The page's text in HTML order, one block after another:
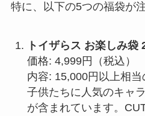
特に、以下の5つの福袋が
トイザらス お楽しみ袋
価格: 4,999円（税込）
内容: 15,000円以上相当
子供たちに人気のキャ
が含まれています。